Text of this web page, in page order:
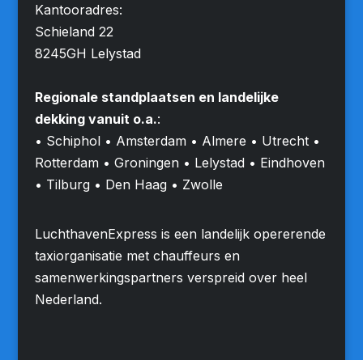
Kantooradres:
Schieland 22
8245GH Lelystad
Regionale standplaatsen en landelijke
dekking vanuit o.a.:
• Schiphol • Amsterdam • Almere • Utrecht •
Rotterdam • Groningen • Lelystad • Eindhoven
• Tilburg • Den Haag • Zwolle
LuchthavenExpress is een landelijk opererende
taxiorganisatie met chauffeurs en
samenwerkingspartners verspreid over heel
Nederland.